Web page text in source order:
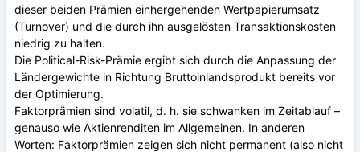
dieser beiden Prämien einhergehenden Wertpapierumsatz
(Turnover) und die durch ihn ausgelösten Transaktionskosten
niedrig zu halten.
Die Political-Risk-Prämie ergibt sich durch die Anpassung der
Ländergewichte in Richtung Bruttoinlandsprodukt bereits vor
der Optimierung.
Faktorprämien sind volatil, d. h. sie schwanken im Zeitablauf –
genauso wie Aktienrenditen im Allgemeinen. In anderen
Worten: Faktorprämien zeigen sich nicht permanent (also nicht